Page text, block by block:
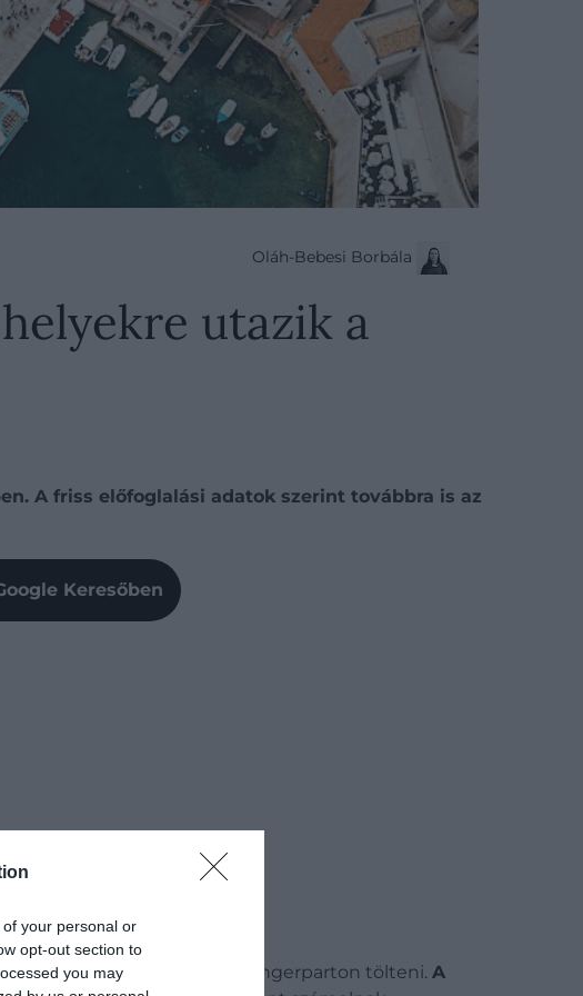
your personal or
opt-out section to
you may
Oláh-Bebesi Borbála
utazik a
A friss előfoglalási adatok szerint továbbra is az
Keresőben
részét tervezik a tengerparton tölteni. A